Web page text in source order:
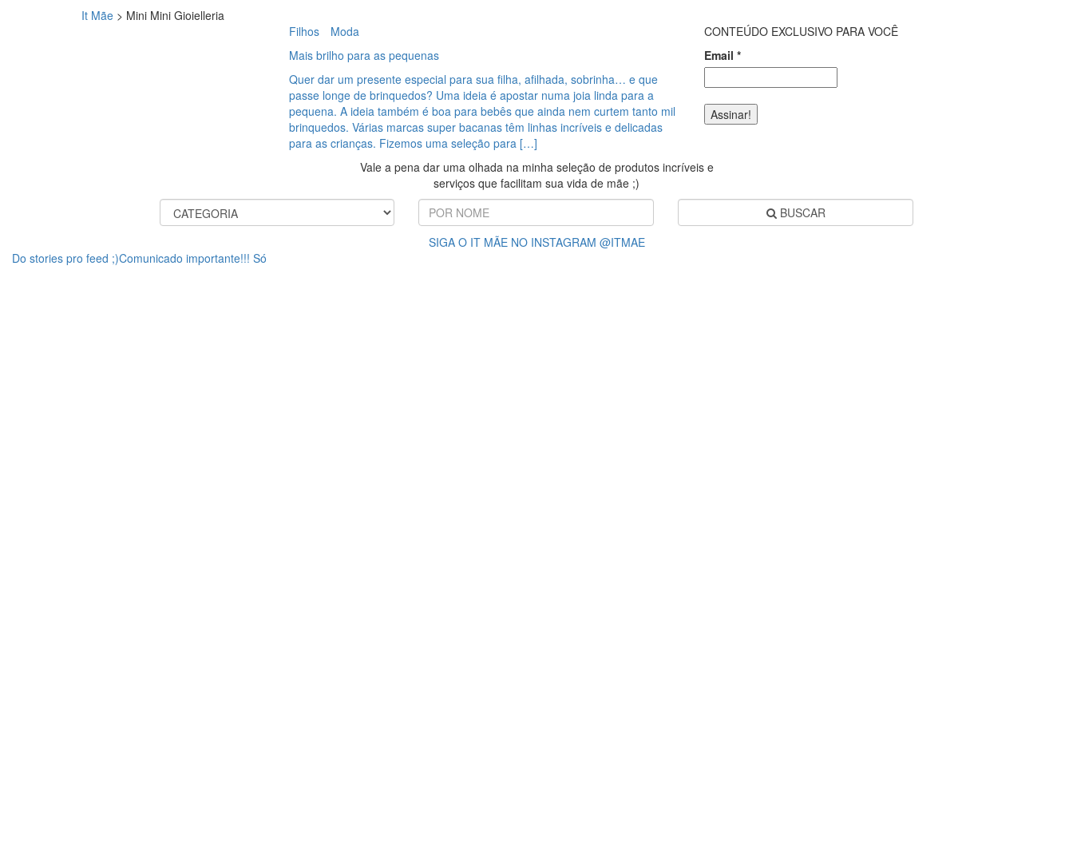
It Mãe > Mini Mini Gioielleria
Filhos
Moda
Mais brilho para as pequenas
Quer dar um presente especial para sua filha, afilhada, sobrinha… e que
passe longe de brinquedos? Uma ideia é apostar numa joia linda para a
pequena. A ideia também é boa para bebês que ainda nem curtem tanto mil
brinquedos. Várias marcas super bacanas têm linhas incríveis e delicadas
para as crianças. Fizemos uma seleção para […]
CONTEÚDO EXCLUSIVO PARA VOCÊ
Email *
Vale a pena dar uma olhada na minha seleção de produtos incríveis e
serviços que facilitam sua vida de mãe ;)
BUSCAR
SIGA O IT MÃE NO INSTAGRAM @ITMAE
Do stories pro feed ;)Comunicado importante!!! Só